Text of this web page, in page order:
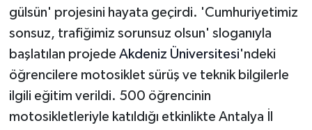
gülsün' projesini hayata geçirdi. 'Cumhuriyetimiz
sonsuz, trafiğimiz sorunsuz olsun' sloganıyla
başlatılan projede Akdeniz Üniversitesi'ndeki
öğrencilere motosiklet sürüş ve teknik bilgilerle
ilgili eğitim verildi. 500 öğrencinin
motosikletleriyle katıldığı etkinlikte Antalya İl